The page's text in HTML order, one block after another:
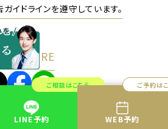
ご相談はこちら
LINE予約
ご予約は
WEB予約
イドラインを遵守しています。
SHARE